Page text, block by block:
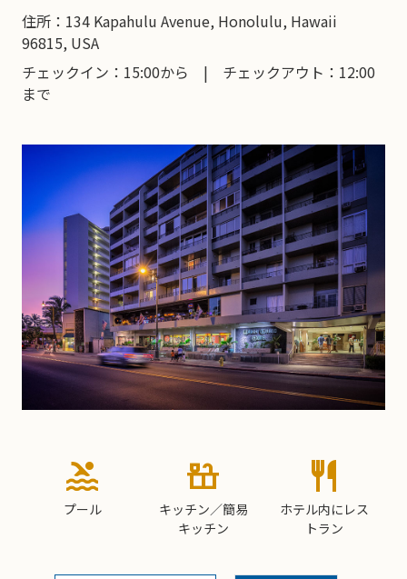
住所：134 Kapahulu Avenue, Honolulu, Hawaii
96815, USA
チェックイン：15:00から | チェックアウト：12:00
まで
pool
プール
countertops
キッチン／簡易
キッチン
restaurant
ホテル内にレス
トラン